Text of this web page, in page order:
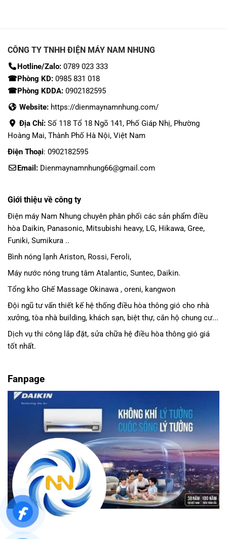
CÔNG TY TNHH ĐIỆN MÁY NAM NHUNG
Hotline/Zalo:0789 023 333
☎Phòng KD: 0985 831 018
☎Phòng KDDA: 0902182595
Website: https://dienmaynamnhung.com/
Địa Chỉ: Số 118 Tổ 18 Ngõ 141, Phố Giáp Nhị, Phường
Hoàng Mai, Thành Phố Hà Nội, Việt Nam
Điện Thoại: 0902182595
Email: Dienmaynamnhung66@gmail.com
Giới thiệu về công ty
Điện máy Nam Nhung chuyên phân phối các sản phẩm điều
hòa Daikin, Panasonic, Mitsubishi heavy, LG, Hikawa, Gree,
Funiki, Sumikura ..
Bình nóng lạnh Ariston, Rossi, Feroli,
Máy nước nóng trung tâm Atalantic, Suntec, Daikin.
Tổng kho Ghế Massage Okinawa , oreni, kangwon
Đội ngũ tư vấn thiết kế hệ thống điều hòa thông gió cho nhà
xưởng, tòa nhà building, khách sạn, biệt thự, căn hộ chung cư...
Dịch vụ thi công lắp đặt, sửa chữa hệ điều hòa thông gió giá
tốt nhất.
Fanpage